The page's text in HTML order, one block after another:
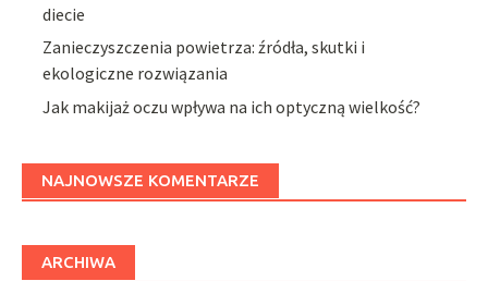
diecie
Zanieczyszczenia powietrza: źródła, skutki i
ekologiczne rozwiązania
Jak makijaż oczu wpływa na ich optyczną wielkość?
NAJNOWSZE KOMENTARZE
ARCHIWA